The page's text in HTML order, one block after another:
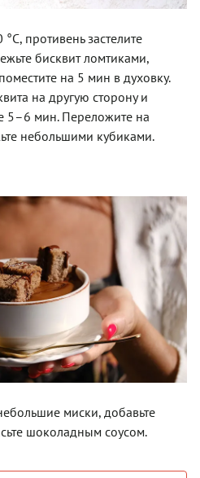
противень застелите
бисквит ломтиками,
на 5 мин в духовку.
на другую сторону и
5–6 мин. Переложите на
небольшими кубиками.
миски, добавьте
шоколадным соусом.